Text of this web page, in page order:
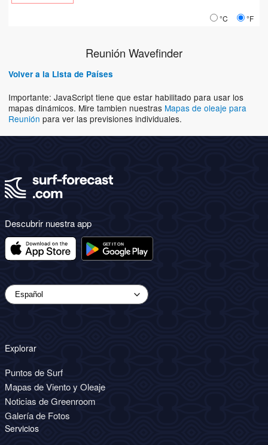
°C °F
Reunión Wavefinder
Volver a la Lista de Países
Importante: JavaScript tiene que estar habilitado para usar los
mapas dinámicos. Mire tambien nuestras Mapas de oleaje para
Reunión para ver las previsiones individuales.
Descubrir nuestra app
Explorar
Puntos de Surf
Mapas de Viento y Oleaje
Noticias de Greenroom
Galería de Fotos
Servicios